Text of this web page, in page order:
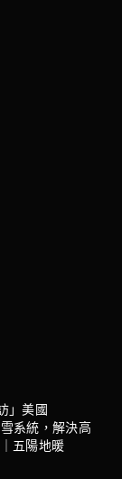
」美國
系統，解決高
五陽地暖